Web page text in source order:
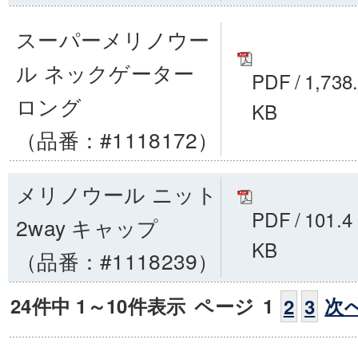
スーパーメリノウー
ル ネックゲーター
ロング
（品番：#1118172）
PDF/
KB
メリノウール ニット
2way キャップ
（品番：#1118239）
PDF/ 101.4
KB
24件中 1～10件表示 ページ 1 2 3 次